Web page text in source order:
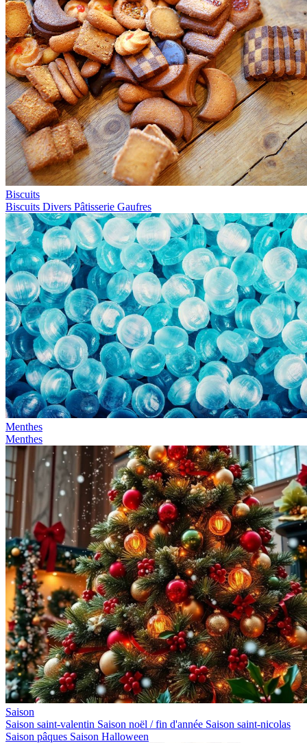
Biscuits
Biscuits Divers Pâtisserie Gaufres
Menthes
Menthes
Saison
Saison saint-valentin Saison noël / fin d'année Saison saint-nicolas
Saison pâques Saison Halloween